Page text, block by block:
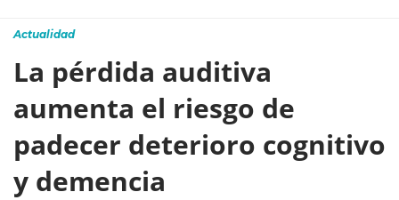
Actualidad
La pérdida auditiva
aumenta el riesgo de
padecer deterioro cognitivo
y demencia